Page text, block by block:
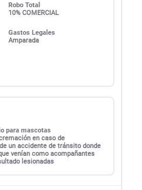
Robo Total
10% COMERCIAL
Gastos Legales
Amparada
para mascotas
en caso de
un accidente de tránsito donde
venían como acompañantes
lesionadas